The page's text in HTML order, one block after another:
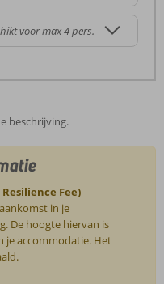
voor max 4 pers.
beschrijving.
Fee)
in je
De hoogte hiervan is
je accommodatie. Het